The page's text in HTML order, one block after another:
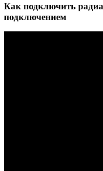
Как подключить
подключением